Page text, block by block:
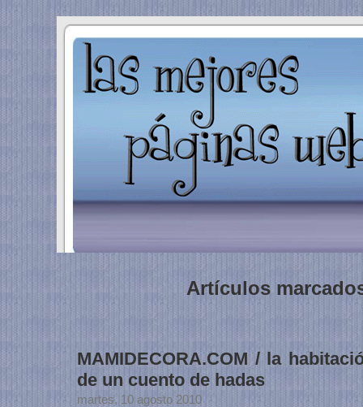
Artículos
MAMIDECORA.COM / la
de un cuento de hadas
martes, 10 agosto 2010